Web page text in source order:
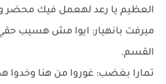
العظيم يا رعد لهعمل فيك محضر
ميرفت بانهيار: ايوا مش هسيب حقي
القسم.
تمارا بغضب: غوروا من هنا وخدوا